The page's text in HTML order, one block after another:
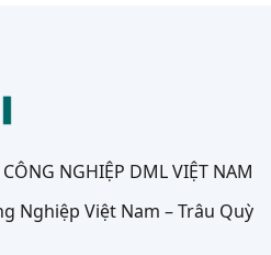
NGHIỆP DML VIỆT NAM
Nghiệp Việt Nam – Trâu Quỳ